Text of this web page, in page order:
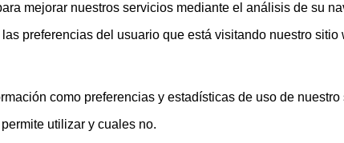
mejorar nuestros servicios mediante el análisis de su
preferencias del usuario que está visitando nuestro sitio
como preferencias y estadísticas de uso de nuestro
utilizar y cuales no.